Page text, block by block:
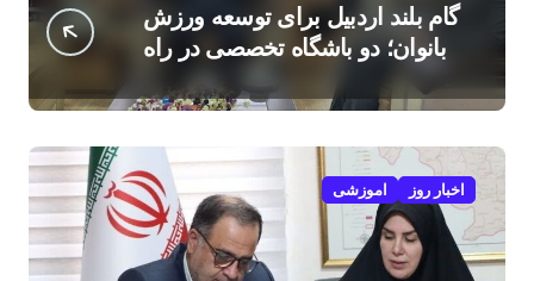
گام بلند اردبیل برای توسعه ورزش
بانوان؛ دو باشگاه تخصصی در راه
است
اخبار روز اموزشی